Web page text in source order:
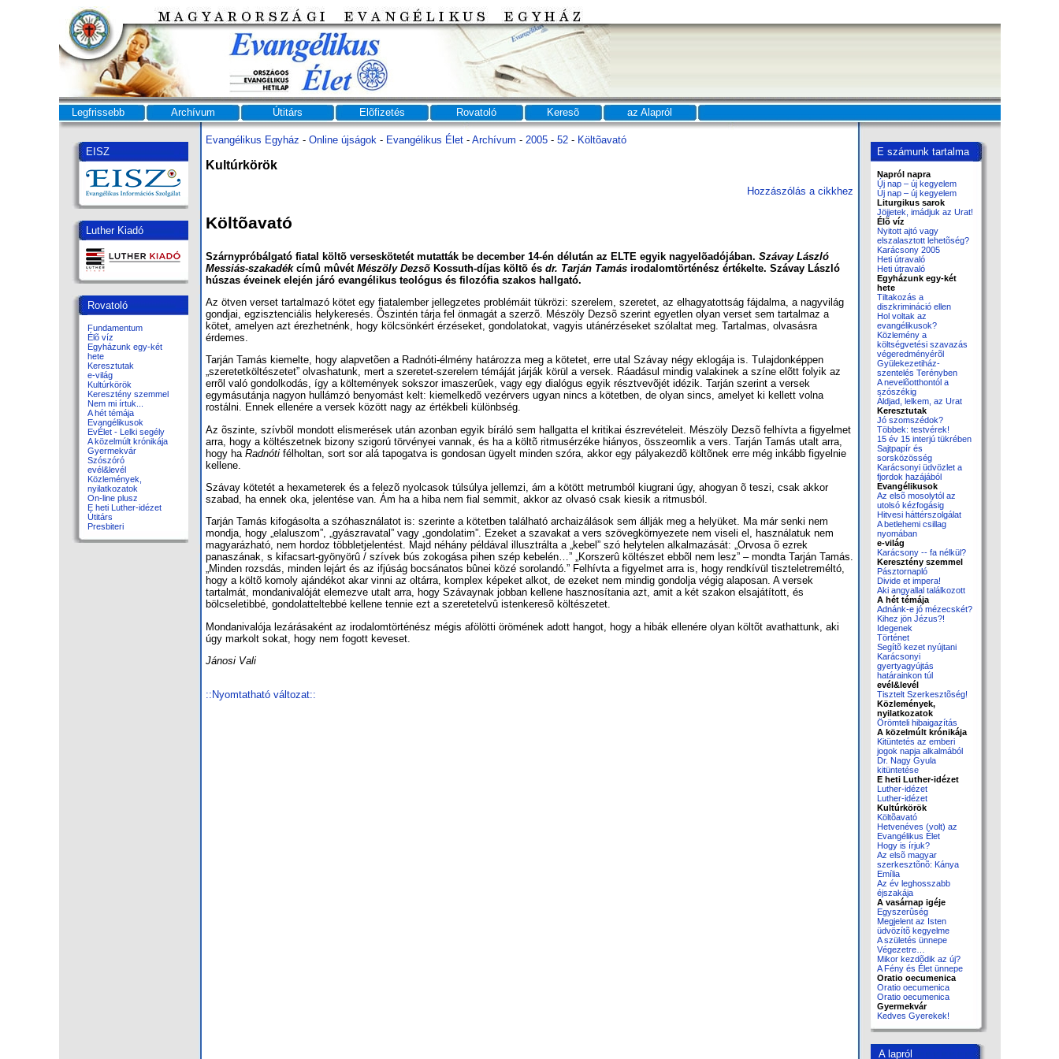
Legfrissebb Archívum Útitárs Elõfizetés Rovatoló Keresõ az Alapról
EISZ
Luther Kiadó
Rovatoló
Fundamentum
Élõ víz
Egyházunk egy-két
hete
Keresztutak
e-világ
Kultúrkörök
Keresztény szemmel
Nem mi írtuk...
A hét témája
Evangélikusok
EvÉlet - Lelki segély
A közelmúlt krónikája
Gyermekvár
Szószóró
evél&levél
Közlemények,
nyilatkozatok
On-line plusz
E heti Luther-idézet
Útitárs
Presbiteri
Evangélikus Egyház - Online újságok- Evangélikus Élet- Archívum - 2005- 52- Költõavató
Kultúrkörök
Hozzászólás a cikkhez
Költõavató
Szárnypróbálgató fiatal költõ verseskötetét mutatták be december 14-én délután az ELTE egyik nagyelõadójában. Szávay László
Messiás-szakadékcímû mûvét Mészöly DezsõKossuth-díjas költõ és dr. Tarján Tamásirodalomtörténész értékelte. Szávay László
húszas éveinek elején járó evangélikus teológus és filozófia szakos hallgató.
Az ötven verset tartalmazó kötet egy fiatalember jellegzetes problémáit tükrözi: szerelem, szeretet, az elhagyatottság fájdalma, a nagyvilág
gondjai, egzisztenciális helykeresés. Õszintén tárja fel önmagát a szerzõ. Mészöly Dezsõ szerint egyetlen olyan verset sem tartalmaz a
kötet, amelyen azt érezhetnénk, hogy kölcsönkért érzéseket, gondolatokat, vagyis utánérzéseket szólaltat meg. Tartalmas, olvasásra
érdemes.
Tarján Tamás kiemelte, hogy alapvetõen a Radnóti-élmény határozza meg a kötetet, erre utal Szávay négy eklogája is. Tulajdonképpen
„szeretetköltészetet” olvashatunk, mert a szeretet-szerelem témáját járják körül a versek. Ráadásul mindig valakinek a színe elõtt folyik az
errõl való gondolkodás, így a költemények sokszor imaszerûek, vagy egy dialógus egyik résztvevõjét idézik. Tarján szerint a versek
egymásutánja nagyon hullámzó benyomást kelt: kiemelkedõ vezérvers ugyan nincs a kötetben, de olyan sincs, amelyet ki kellett volna
rostálni. Ennek ellenére a versek között nagy az értékbeli különbség.
Az õszinte, szívbõl mondott elismerések után azonban egyik bíráló sem hallgatta el kritikai észrevételeit. Mészöly Dezsõ felhívta a figyelmet
arra, hogy a költészetnek bizony szigorú törvényei vannak, és ha a költõ ritmusérzéke hiányos, összeomlik a vers. Tarján Tamás utalt arra,
hogy ha Radnótifélholtan, sort sor alá tapogatva is gondosan ügyelt minden szóra, akkor egy pályakezdõ költõnek erre még inkább figyelnie
kellene.
Szávay kötetét a hexameterek és a felezõ nyolcasok túlsúlya jellemzi, ám a kötött metrumból kiugrani úgy, ahogyan õ teszi, csak akkor
szabad, ha ennek oka, jelentése van. Ám ha a hiba nem fial semmit, akkor az olvasó csak kiesik a ritmusból.
Tarján Tamás kifogásolta a szóhasználatot is: szerinte a kötetben található archaizálások sem állják meg a helyüket. Ma már senki nem
mondja, hogy „elaluszom”, „gyászravatal” vagy „gondolatim”. Ezeket a szavakat a vers szövegkörnyezete nem viseli el, használatuk nem
magyarázható, nem hordoz többletjelentést. Majd néhány példával illusztrálta a „kebel” szó helytelen alkalmazását: „Orvosa õ ezrek
panaszának, s kifacsart-gyönyörû / szívek bús zokogása pihen szép kebelén…” „Korszerû költészet ebbõl nem lesz” – mondta Tarján Tamás.
„Minden rozsdás, minden lejárt és az ifjúság bocsánatos bûnei közé sorolandó.” Felhívta a figyelmet arra is, hogy rendkívül tiszteletreméltó,
hogy a költõ komoly ajándékot akar vinni az oltárra, komplex képeket alkot, de ezeket nem mindig gondolja végig alaposan. A versek
tartalmát, mondanivalóját elemezve utalt arra, hogy Szávaynak jobban kellene hasznosítania azt, amit a két szakon elsajátított, és
bölcseletibbé, gondolatteltebbé kellene tennie ezt a szeretetelvû istenkeresõ költészetet.
Mondanivalója lezárásaként az irodalomtörténész mégis afölötti örömének adott hangot, hogy a hibák ellenére olyan költõt avathattunk, aki
úgy markolt sokat, hogy nem fogott keveset.
Jánosi Vali
::Nyomtatható változat::
E számunk tartalma
Napról napra
Új nap – új kegyelem
Új nap – új kegyelem
Liturgikus sarok
Jöjjetek, imádjuk az Urat!
Élõ víz
Nyitott ajtó vagy
elszalasztott lehetõség?
Karácsony 2005
Heti útravaló
Heti útravaló
Egyházunk egy-két
hete
Tiltakozás a
diszkrimináció ellen
Hol voltak az
evangélikusok?
Közlemény a
költségvetési szavazás
végeredményérõl
Gyülekezetiház-
szentelés Terényben
A nevelõotthontól a
szószékig
Áldjad, lelkem, az Urat
Keresztutak
Jó szomszédok?
Többek: testvérek!
15 év 15 interjú tükrében
Sajtpapír és
sorsközösség
Karácsonyi üdvözlet a
fjordok hazájából
Evangélikusok
Az elsõ mosolytól az
utolsó kézfogásig
Hitvesi háttérszolgálat
A betlehemi csillag
nyomában
e-világ
Karácsony -- fa nélkül?
Keresztény szemmel
Pásztornapló
Divide et impera!
Aki angyallal találkozott
A hét témája
Adnánk-e jó mézecskét?
Kihez jön Jézus?!
Idegenek
Történet
Segítõ kezet nyújtani
Karácsonyi
gyertyagyújtás
határainkon túl
evél&levél
Tisztelt Szerkesztõség!
Közlemények,
nyilatkozatok
Örömteli hibaigazítás
A közelmúlt krónikája
Kitüntetés az emberi
jogok napja alkalmából
Dr. Nagy Gyula
kitüntetése
E heti Luther-idézet
Luther-idézet
Luther-idézet
Kultúrkörök
Költõavató
Hetvenéves (volt) az
Evangélikus Élet
Hogy is írjuk?
Az elsõ magyar
szerkesztõnõ: Kánya
Emília
Az év leghosszabb
éjszakája
A vasárnap igéje
Egyszerûség
Megjelent az Isten
üdvözítõ kegyelme
A születés ünnepe
Végezetre…
Mikor kezdõdik az új?
A Fény és Élet ünnepe
Oratio oecumenica
Oratio oecumenica
Oratio oecumenica
Gyermekvár
Kedves Gyerekek!
A lapról